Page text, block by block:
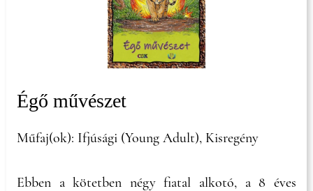
Égő művészet
Műfaj(ok): Ifjúsági (Young Adult), Kisregény
Ebben a kötetben négy fiatal alkotó, a 8 éves